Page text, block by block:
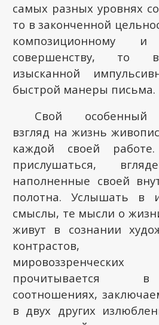
самых разных уровнях
то в законченной
композиционному и
совершенству, то
изысканной
быстрой манеры письма.
Свой особенный
взгляд на жизнь
каждой своей
прислушаться,
наполненные своей
полотна. Услышать в
смыслы, те мысли о
живут в сознании
контрастов,
прочитывается
соотношениях,
в двух других